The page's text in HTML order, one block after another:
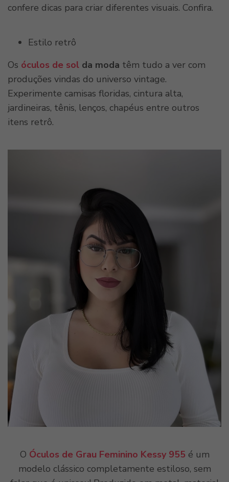
confere dicas para criar diferentes visuais. Confira.
Estilo retrô
Os óculos de sol da moda têm tudo a ver com
produções vindas do universo vintage.
Experimente camisas floridas, cintura alta,
jardineiras, tênis, lenços, chapéus entre outros
itens retrô.
O Óculos de Grau Feminino Kessy 955 é um
modelo clássico completamente estiloso, sem